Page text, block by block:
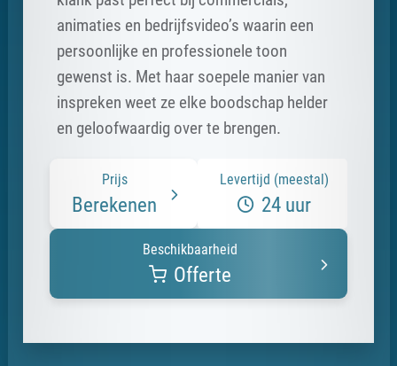
animaties en bedrijfsvideo’s waarin een
persoonlijke en professionele toon
gewenst is. Met haar soepele manier van
inspreken weet ze elke boodschap helder
en geloofwaardig over te brengen.
Prijs
Berekenen
Levertijd (meestal)
24 uur
Beschikbaarheid
Offerte